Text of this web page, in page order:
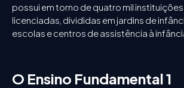
possui em torno de quatro mil
licenciadas, divididas em jardins de
escolas e centros de assistência à
O Ensino Fundamental 1